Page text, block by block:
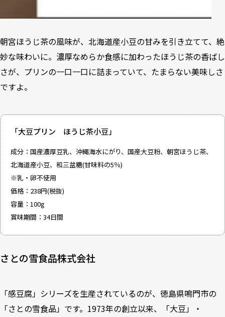
朝宮ほうじ茶の風味が、北海道産小豆の甘みを引き立てて、絶
妙な味わいに。濃厚なめらか食感に加わったほうじ茶の香ばし
さが、プリンの一口一口に詰まっていて、たまらない美味しさ
ですよ。
「大豆プリン ほうじ茶小豆」
成分：国産濃厚豆乳、沖縄海水にがり、国産大豆粉、朝宮ほうじ茶、
北海道産小豆、和三盆糖(甘味料の5％)
※乳・卵不使用
価格：238円(税抜)
容量：100g
賞味期間：34日間
さとの雪食品株式会社
「感豆腐」シリーズを生産されているのが、徳島県鳴門市の
「さとの雪食品」です。1973年の創立以来、「大豆」・